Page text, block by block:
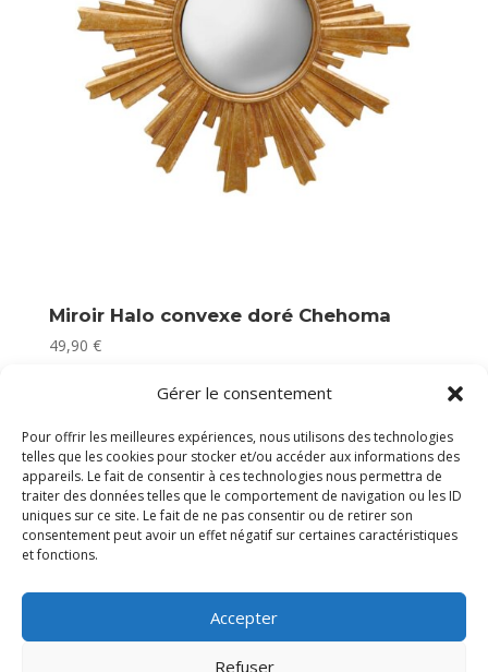
Gérer le consentement
Pour offrir les meilleures expériences, nous utilisons des technologies
telles que les cookies pour stocker et/ou accéder aux informations des
appareils. Le fait de consentir à ces technologies nous permettra de
traiter des données telles que le comportement de navigation ou les ID
uniques sur ce site. Le fait de ne pas consentir ou de retirer son
consentement peut avoir un effet négatif sur certaines caractéristiques
et fonctions.
Accepter
Refuser
Miroir Halo convexe doré Chehoma
49,90 €